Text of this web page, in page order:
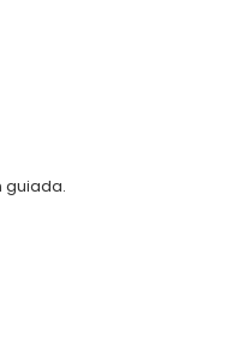
guiada.